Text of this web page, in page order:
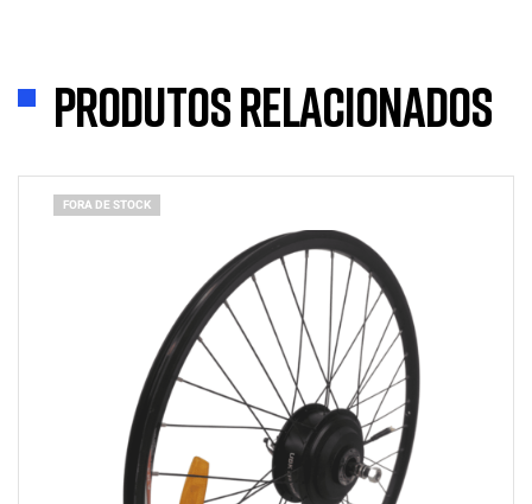
Produtos Relacionados
FORA DE STOCK